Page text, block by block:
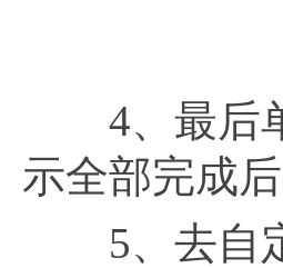
4、最后单
示全部完成后
5、去自定